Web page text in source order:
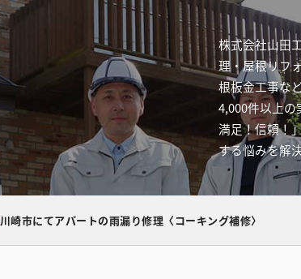
株式会社山田
理・屋根リフ
根板金工事な
4,000件以上
満足！信頼！
する悩みを解
川崎市にてアパートの雨漏り修理〈コーキング補修〉